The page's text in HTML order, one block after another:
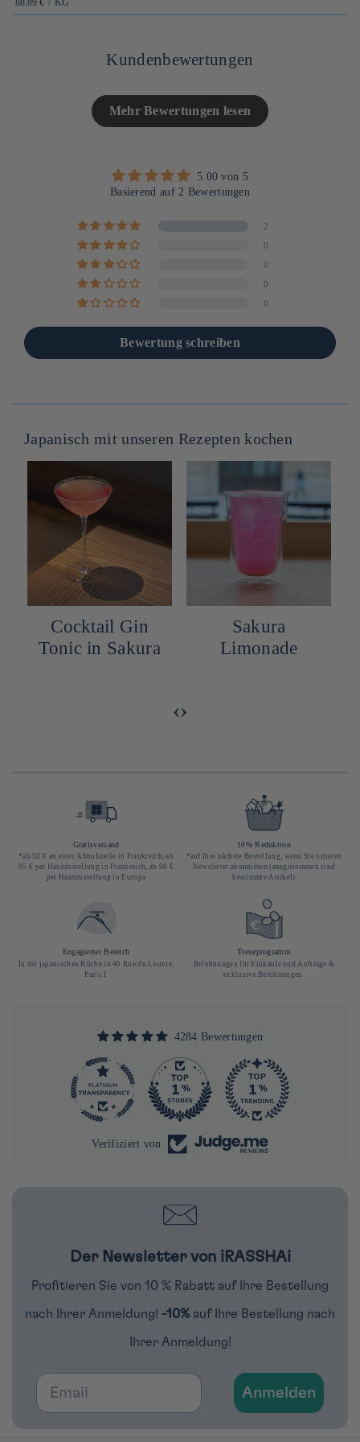
UNITAIRE
88.89 € / KG
Kundenbewertungen
Mehr Bewertungen lesen
5.00 von 5
Basierend auf 2 Bewertungen
2
0
0
0
0
Bewertung schreiben
Japanisch mit unseren Rezepten kochen
Cocktail Gin
Tonic in Sakura
Sakura
Limonade
‹›
Gratisversand
*ab 50 € an einer Abholstelle in Frankreich, ab
85 € per Hauszustellung in Frankreich, ab 90 €
per Hauszustellung in Europa
10% Reduktion
*auf Ihre nächste Bestellung, wenn Sie unseren
Newsletter abonnieren (ausgenommen sind
bestimmte Artikel)
Engagierter Bereich
In der japanischen Küche in 40 Rue du Louvre,
Paris 1
Treueprogramm
Belohnungen für Einkäufe und Aufträge &
exklusive Belohnungen
4284 Bewertungen
4284 290
Verifiziert von
Der Newsletter von iRASSHAi
Profitieren Sie von 10 % Rabatt auf Ihre Bestellung
nach Ihrer Anmeldung! -10% auf Ihre Bestellung nach
Ihrer Anmeldung!
Email
Anmelden